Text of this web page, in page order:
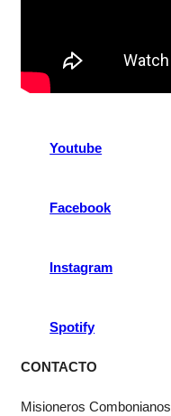
Youtube
Facebook
Instagram
Spotify
CONTACTO
Misioneros Combonianos